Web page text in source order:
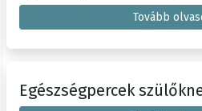
Tovább
Egészségpercek